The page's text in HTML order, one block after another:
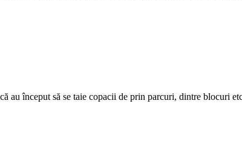
au început să se taie copacii de prin parcuri, dintre blocuri